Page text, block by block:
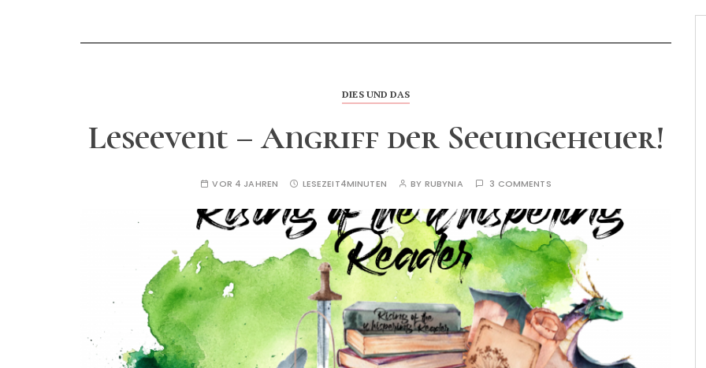
DIES UND DAS
Leseevent – Angriff der Seeungeheuer!
VOR 4 JAHREN LESEZEIT4MINUTEN BY RUBYNIA 3 COMMENTS